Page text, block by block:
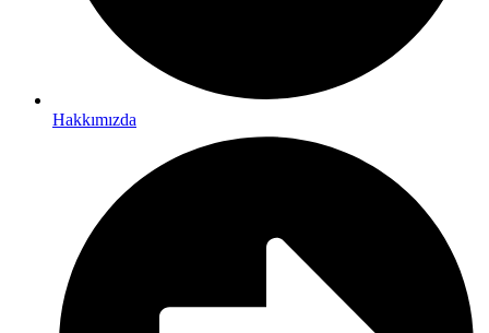
Hakkımızda